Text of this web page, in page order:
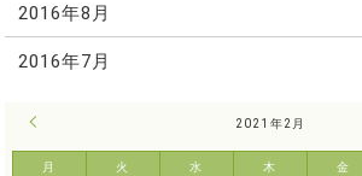
2016年8月
2016年7月
2021年2月
月 火 水 木 金